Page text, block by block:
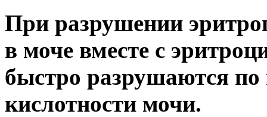
При разрушении
в моче вместе с
быстро разрушаются
кислотности мочи.